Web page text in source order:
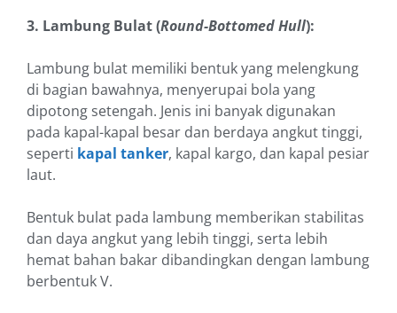
3. Lambung Bulat (Round-Bottomed Hull):
Lambung bulat memiliki bentuk yang melengkung
di bagian bawahnya, menyerupai bola yang
dipotong setengah. Jenis ini banyak digunakan
pada kapal-kapal besar dan berdaya angkut tinggi,
seperti kapal tanker, kapal kargo, dan kapal pesiar
laut.
Bentuk bulat pada lambung memberikan stabilitas
dan daya angkut yang lebih tinggi, serta lebih
hemat bahan bakar dibandingkan dengan lambung
berbentuk V.